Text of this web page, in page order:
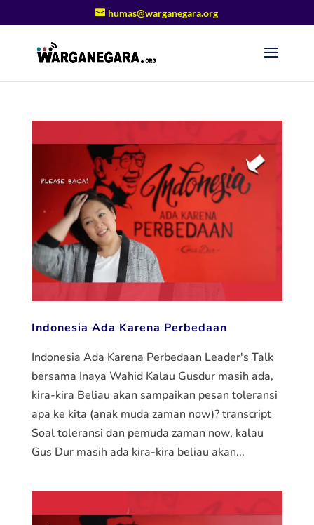
humas@warganegara.org
Indonesia Ada Karena Perbedaan
Indonesia Ada Karena Perbedaan Leader's Talk
bersama Inaya Wahid Kalau Gusdur masih ada,
kira-kira Beliau akan sampaikan pesan toleransi
apa ke kita (anak muda zaman now)? transcript
Soal toleransi dan pemuda zaman now, kalau
Gus Dur masih ada kira-kira beliau akan...